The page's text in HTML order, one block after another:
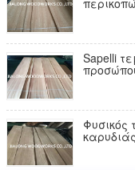
Sapelli
Φυσικός